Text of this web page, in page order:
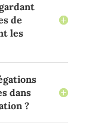
de
les
dans
?